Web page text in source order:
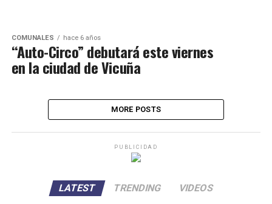
COMUNALES hace 6 años
“Auto-Circo” debutará este viernes
en la ciudad de Vicuña
MORE POSTS
PUBLICIDAD
LATEST TRENDING VIDEOS